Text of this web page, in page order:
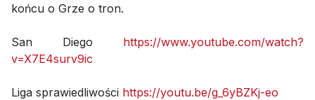
końcu o Grze o tron.
San Diego https://www.youtube.com/watch?
v=X7E4surv9ic
Liga sprawiedliwości https://youtu.be/g_6yBZKj-eo